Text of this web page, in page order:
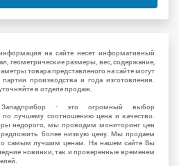
на сайте несет информативный
геометрические размеры, вес, содержание,
товара представленого на сайте могут
производства и года изготовления.
в отделе продаж.
Западприбор - это огромный выбор
по лучшему соотношению цена и качество.
недорого, мы проводим мониторинг цен
более низкую цену. Мы продаем
самым лучшим ценам. На нашем сайте Вы
новинки, так и проверенные временем